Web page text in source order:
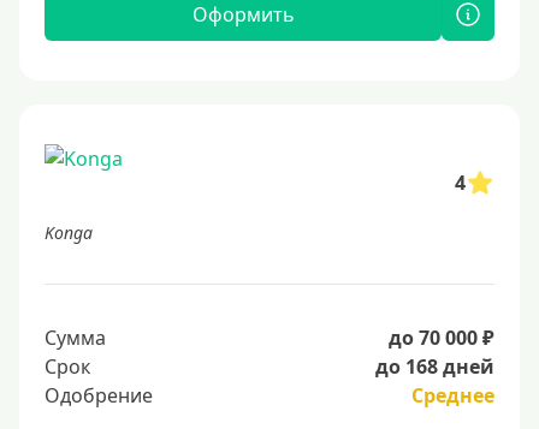
Оформить
4
Konga
Сумма
до 70 000 ₽
Срок
до 168 дней
Одобрение
Среднее